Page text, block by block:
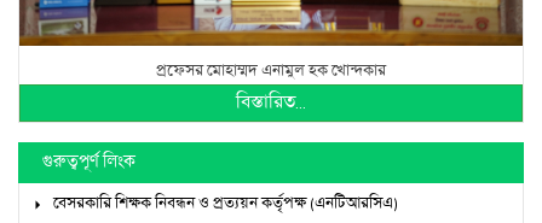
প্রফেসর মোহাম্মদ এনামুল হক খোন্দকার
বিস্তারিত...
গুরুত্বপূর্ণ লিংক
বেসরকারি শিক্ষক নিবন্ধন ও প্রত্যয়ন কর্তৃপক্ষ (এনটিআরসিএ)